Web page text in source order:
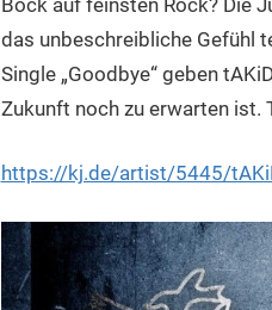
das unbeschreibliche Gefühl
Single „Goodbye“ geben
Zukunft noch zu erwarten ist.
https://kj.de/artist/5445/